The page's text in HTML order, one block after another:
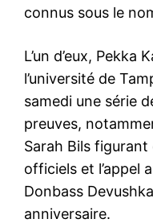
connus sous le
L’un d’eux, Pekka
l’université de
samedi une série
preuves,
Sarah Bils
officiels et l’appel
Donbass
anniversaire.